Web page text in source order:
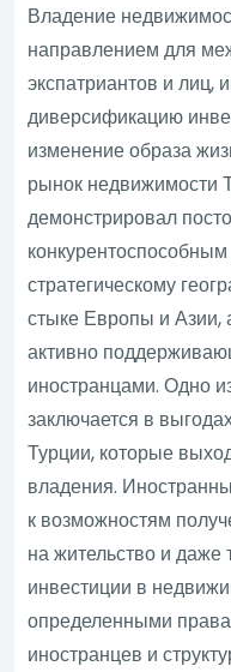
Владение
направлением для
экспатриантов и лиц,
диверсификацию
изменение образа
рынок недвижимости
демонстрировал
стратегическому
стыке Европы и Азии,
активно
иностранцами. Одно
заключается в
Турции, которые
владения.
к возможностям
на жительство и даже
инвестиции в
определенными
иностранцев и